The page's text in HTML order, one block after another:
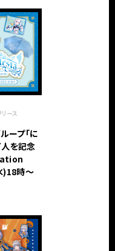
ース
ープ「に
人を記念
)18時～